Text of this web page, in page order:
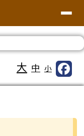
大 中 小